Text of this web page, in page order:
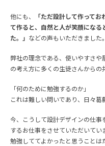
他にも、 「ただ設計して作ってお
て作ると、自然と人が笑顔にな
た。」 などの声もいただきました。
弊社の理念である、使いやすさや
の考え方に多くの生徒さんからの
「何のために勉強するのか」
これは難しい問いであり、日々葛
今、こうして設計デザインの仕事
するお仕事をさせていただいてい
勉強しててよかったと思うことは